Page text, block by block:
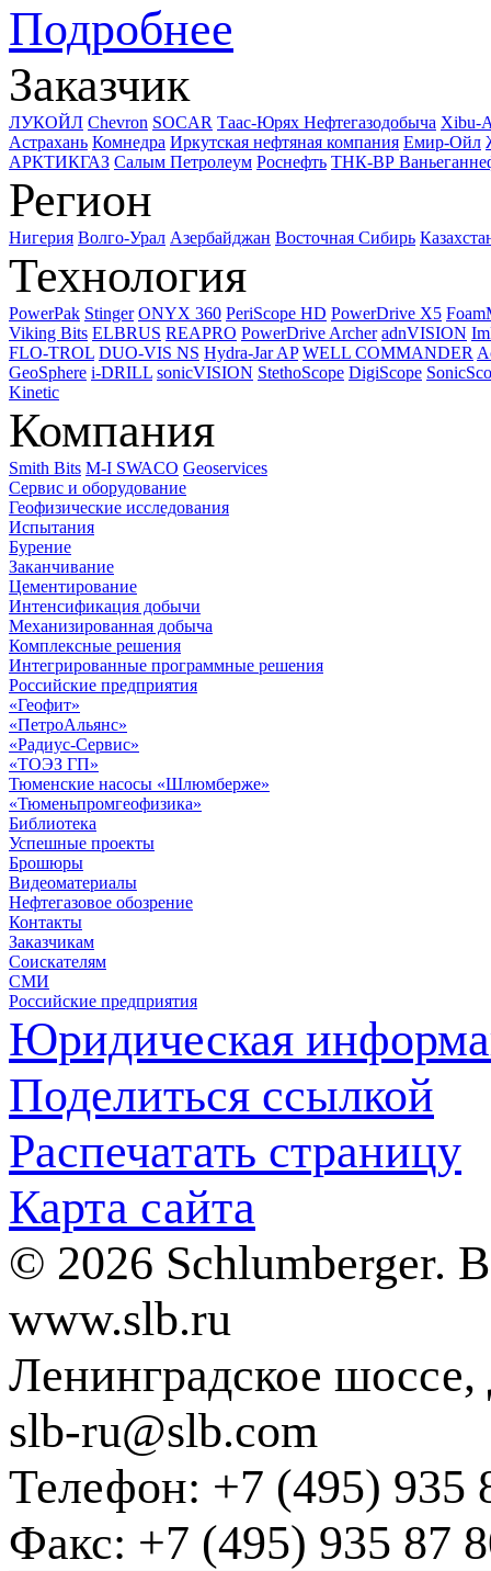
Подробнее
Заказчик
ЛУКОЙЛ Chevron SOCAR Таас-Юрях Нефтегазодобыча Xibu-
Астрахань Комнедра Иркутская нефтяная компания Емир-Ойл
АРКТИКГАЗ Салым Петролеум Роснефть ТНК-ВР
Регион
Нигерия Волго-Урал Азербайджан Восточная Сибирь
Технология
PowerPak Stinger ONYX 360 PeriScope HD PowerDrive X5
Viking Bits ELBRUS REAPRO PowerDrive Archer adnVISION
FLO-TROL DUO-VIS NS Hydra-Jar AP WELL COMMANDER
GeoSphere i-DRILL sonicVISION StethoScope DigiScope
Kinetic
Компания
Smith Bits M-I SWACO Geoservices
Сервис и оборудование
Геофизические исследования
Испытания
Бурение
Заканчивание
Цементирование
Интенсификация добычи
Механизированная добыча
Комплексные решения
Интегрированные программные решения
Российские предприятия
«Геофит»
«ПетроАльянс»
«Радиус-Сервис»
«ТОЭЗ ГП»
Тюменские насосы «Шлюмберже»
«Тюменьпромгеофизика»
Библиотека
Успешные проекты
Брошюры
Видеоматериалы
Нефтегазовое обозрение
Контакты
Заказчикам
Соискателям
СМИ
Российские предприятия
Юридическая
Поделиться ссылкой
Распечатать страницу
Карта сайта
© 2026 Schlumberger.
www.slb.ru
Ленинградское
slb-ru@slb.com
Телефон: +7 (495) 935
Факс: +7 (495) 935 87